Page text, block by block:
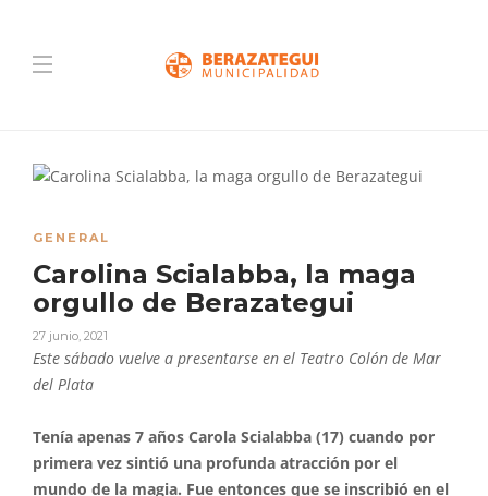
GENERAL
Carolina Scialabba, la maga
orgullo de Berazategui
27 junio, 2021
Este sábado vuelve a presentarse en el Teatro Colón de Mar
del Plata
Tenía apenas 7 años Carola Scialabba (17) cuando por
primera vez sintió una profunda atracción por el
mundo de la magia. Fue entonces que se inscribió en el